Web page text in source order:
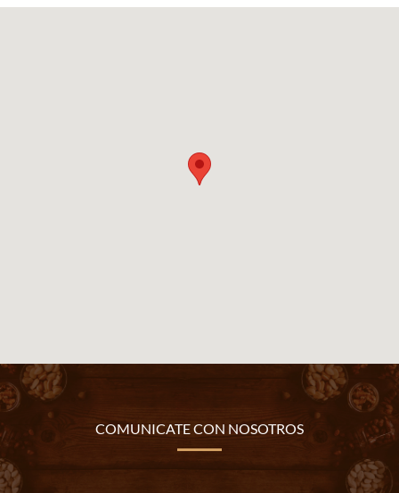
COMUNICATE CON NOSOTROS